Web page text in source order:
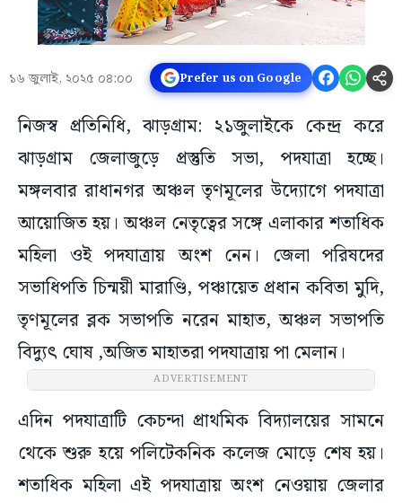
১৬ জুলাই, ২০২৫ ০৪:০০ Prefer us on Google
নিজস্ব প্রতিনিধি, ঝাড়গ্ৰাম: ২১জুলাইকে কেন্দ্র করে
ঝাড়গ্রাম জেলাজুড়ে প্রস্তুতি সভা, পদযাত্রা হচ্ছে।
মঙ্গলবার রাধানগর অঞ্চল তৃণমূলের উদ্যোগে পদযাত্রা
আয়োজিত হয়। অঞ্চল নেতৃত্বের সঙ্গে এলাকার শতাধিক
মহিলা ওই পদযাত্রায় অংশ নেন। জেলা পরিষদের
সভাধিপতি চিন্ময়ী মারাণ্ডি, পঞ্চায়েত প্রধান কবিতা মুদি,
তৃণমূলের ব্লক সভাপতি নরেন মাহাত, অঞ্চল সভাপতি
বিদ্যুৎ ঘোষ ,অজিত মাহাতরা পদযাত্রায় পা মেলান।
ADVERTISEMENT
এদিন পদযাত্রাটি কেচন্দা প্রাথমিক বিদ্যালয়ের সামনে
থেকে শুরু হয়ে পলিটেকনিক কলেজ মোড়ে শেষ হয়।
শতাধিক মহিলা এই পদযাত্রায় অংশ নেওয়ায় জেলার